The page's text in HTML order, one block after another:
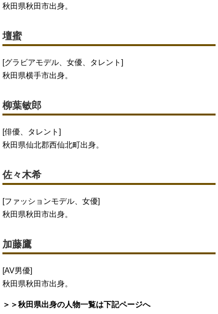
秋田県秋田市出身。
壇蜜
[グラビアモデル、女優、タレント]
秋田県横手市出身。
柳葉敏郎
[俳優、タレント]
秋田県仙北郡西仙北町出身。
佐々木希
[ファッションモデル、女優]
秋田県秋田市出身。
加藤鷹
[AV男優]
秋田県秋田市出身。
＞＞秋田県出身の人物一覧は下記ページへ